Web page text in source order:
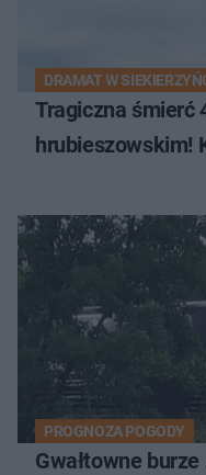
DRAMAT W
Tragiczna śmierć
hrubieszowskim!
PROGNOZA POGODY
Gwałtowne